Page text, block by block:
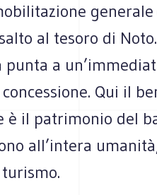
al tesoro di
punta a
Qui il
è il patrimonio del
all’intera